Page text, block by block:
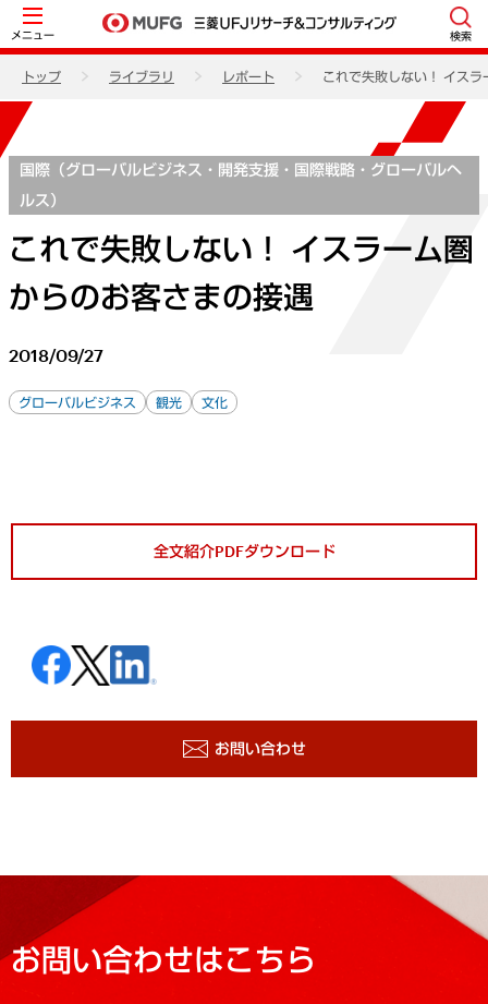
メニュー 検索
トップ ライブラリ レポート これで失敗しない！ イス
国際（グローバルビジネス・開発支援・国際戦略・グローバルヘ
ルス）
これで失敗しない！ イスラーム圏
からのお客さまの接遇
2018/09/27
グローバルビジネス 観光 文化
全文紹介PDFダウンロード
お問い合わせ
お問い合わせはこちら